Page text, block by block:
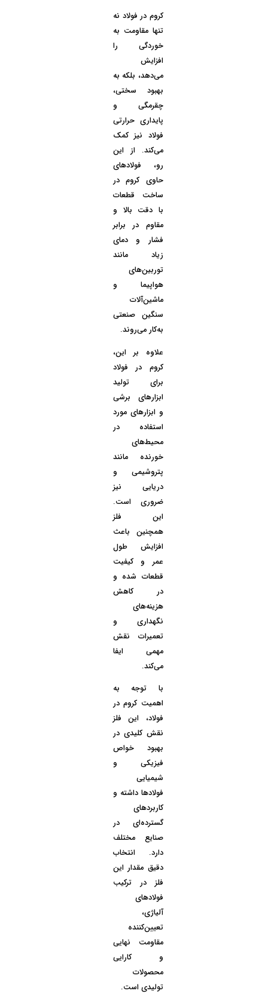
کروم در فولاد نه
تنها مقاومت به
خوردگی را
افزایش
می‌دهد، بلکه به
بهبود سختی،
چقرمگی و
پایداری حرارتی
فولاد نیز کمک
می‌کند. از این
رو، فولادهای
حاوی کروم در
ساخت قطعات
با دقت بالا و
مقاوم در برابر
فشار و دمای
زیاد مانند
توربین‌های
هواپیما و
ماشین‌آلات
سنگین صنعتی
به‌کار می‌روند.
علاوه بر این،
کروم در فولاد
برای تولید
ابزارهای برشی
و ابزارهای مورد
استفاده در
محیط‌های
خورنده مانند
پتروشیمی و
دریایی نیز
ضروری است.
این فلز
همچنین باعث
افزایش طول
عمر و کیفیت
قطعات شده و
در کاهش
هزینه‌های
نگهداری و
تعمیرات نقش
مهمی ایفا
می‌کند.
با توجه به
اهمیتکروم در
فولاد، این فلز
نقش کلیدی در
بهبود خواص
فیزیکی و
شیمیایی
فولادها داشته و
کاربردهای
گسترده‌ای در
صنایع مختلف
دارد. انتخاب
دقیق مقدار این
فلز در ترکیب
فولادهای
آلیاژی،
تعیین‌کننده
مقاومت نهایی
و کارایی
محصولات
تولیدی است.